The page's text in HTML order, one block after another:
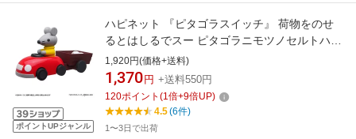
ポイントUPジャンル
ハピネット 『ピタゴラスイッチ』 荷物をのせ
るとはしるでスー ピタゴラニモツノセルトハシ
ルデス- [ピタゴラニモツノセルトハシルデス-]
1,920円(価格+送料)
1,370 円 +送料550円
120ポイント (1倍+9倍UP)
4.5(6件)
1〜3日で出荷